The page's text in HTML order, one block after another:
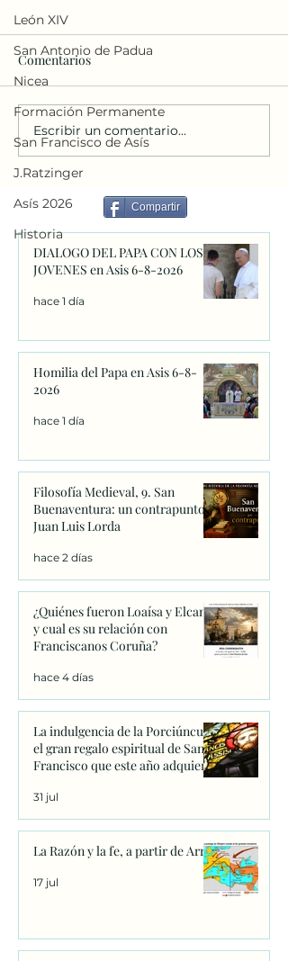
León XIV
San Antonio de Padua
Nicea
Formación Permanente
San Francisco de Asís
J.Ratzinger
Asís 2026
Historia
Homilia del Papa en Asis
6-8-2026
Comentarios
Escribir un comentario...
Compartir
DIALOGO DEL PAPA CON LOS
JOVENES en Asis 6-8-2026
hace 1 día
Homilia del Papa en Asis 6-8-
2026
hace 1 día
Filosofía Medieval, 9. San
Buenaventura: un contrapunto.
Juan Luis Lorda
hace 2 días
¿Quiénes fueron Loaísa y Elcano
y cual es su relación con
Franciscanos Coruña?
hace 4 días
La indulgencia de la Porciúncula:
el gran regalo espiritual de San
Francisco que este año adquiere
31 jul
La Razón y la fe, a partir de Arrio
17 jul